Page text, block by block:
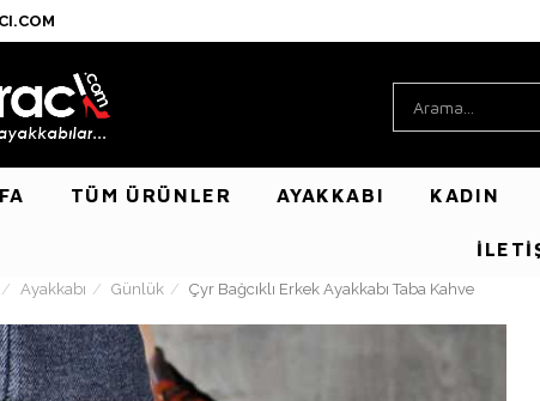
TÜM ÜRÜNLER AYAKKABI KADIN
Ayakkabı Günlük Çyr Bağcıklı Erkek Ayakkabı Taba Kahve